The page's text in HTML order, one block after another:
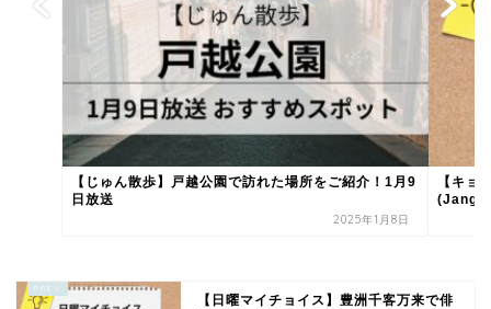
【じゅん散歩】戸越公園で訪れた場所をご紹介！1月9
日放送
2025年1月8日
【キョ
【日曜マイチョイス】豊洲千客万来で俳